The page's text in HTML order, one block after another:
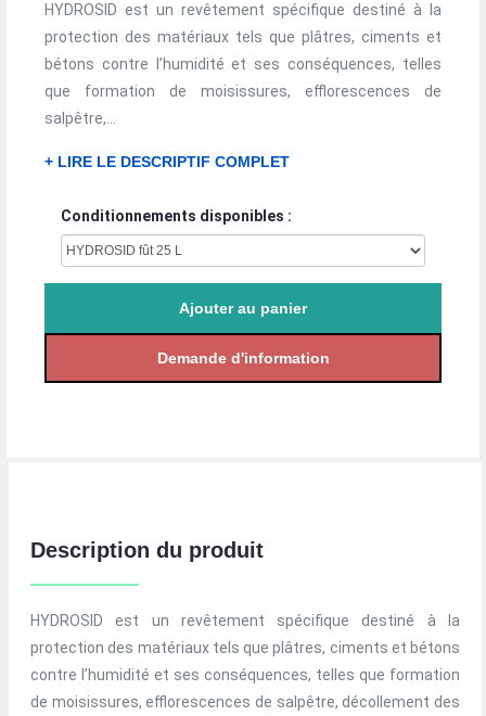
HYDROSID est un revêtement spécifique destiné à la
protection des matériaux tels que plâtres, ciments et
bétons contre l’humidité et ses conséquences, telles
que formation de moisissures, efflorescences de
salpêtre,...
+ LIRE LE DESCRIPTIF COMPLET
Conditionnements disponibles :
Description du produit
HYDROSID est un revêtement spécifique destiné à la
protection des matériaux tels que plâtres, ciments et bétons
contre l’humidité et ses conséquences, telles que formation
de moisissures, efflorescences de salpêtre, décollement des